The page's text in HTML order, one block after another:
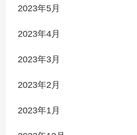
2023年5月
2023年4月
2023年3月
2023年2月
2023年1月